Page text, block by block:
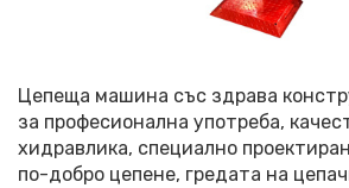
Цепеща машина със здрава
за професионална употреба,
хидравлика, специално
по-добро цепене, гредата на